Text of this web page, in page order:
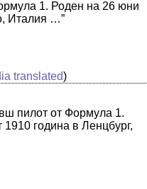
1. Роден на 26 юни
Италия …”
translated)
пилот от Формула 1.
година в Ленцбург,